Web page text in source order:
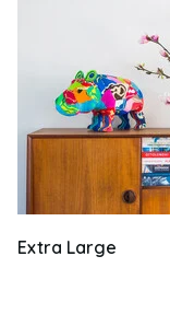
Extra Large